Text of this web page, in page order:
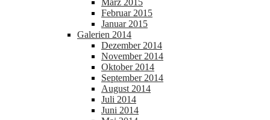
Februar 2015
Januar 2015
Galerien 2014
Dezember 2014
November 2014
Oktober 2014
September 2014
August 2014
Juli 2014
Juni 2014